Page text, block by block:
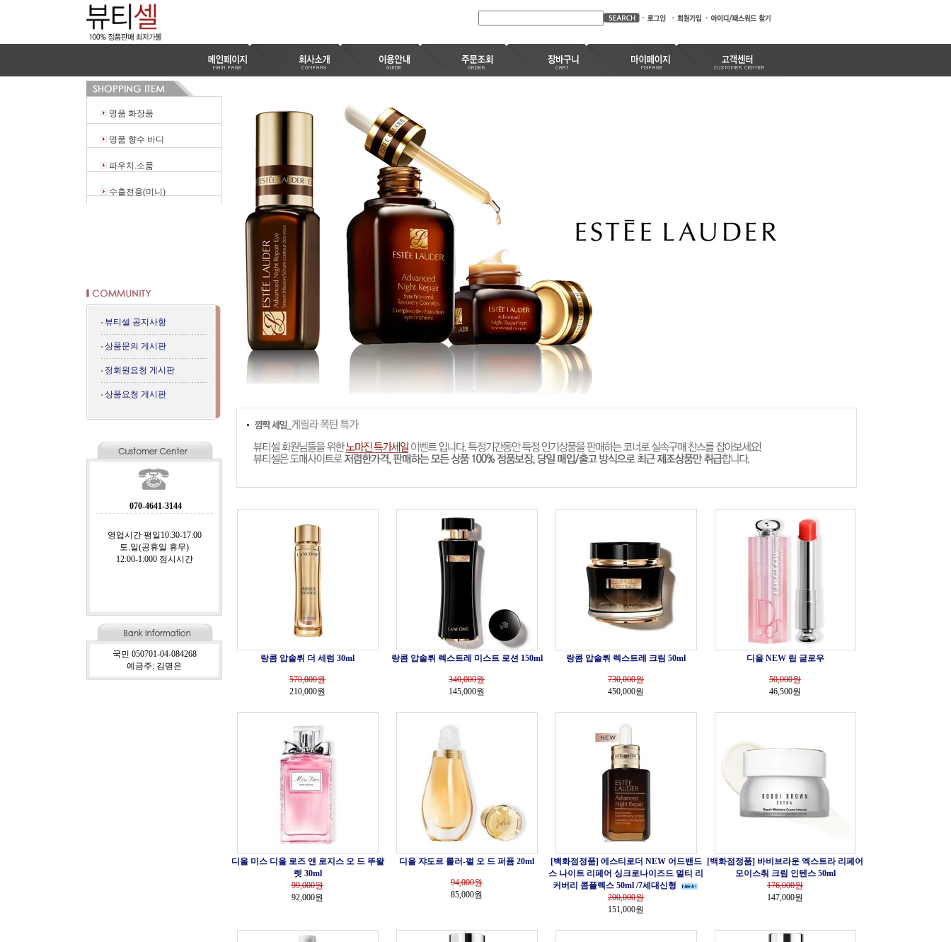
명품 화장품
명품 향수.바디
파우치.소품
수출전용(미니)
뷰티셀 공지사항
상품문의 게시판
정회원요청 게시판
상품요청 게시판
070-4641-3144
영업시간 평일10:30-17:00
토.일(공휴일 휴무)
12:00-1:000 점시시간
국민 050701-04-084268
예금주: 김명은
랑콤 압솔뤼 더 세럼 30ml
570,000원
210,000원
랑콤 압솔뤼 렉스트레 미스트 로션 150ml
340,000원
145,000원
랑콤 압솔뤼 렉스트레 크림 50ml
730,000원
450,000원
디올 NEW 립 글로우
50,000원
46,500원
디올 미스 디올 로즈 앤 로지스 오 드 뚜왈
렛 30ml
99,000원
92,000원
디올 쟈도르 롤러-펄 오 드 퍼퓸 20ml
94,000원
85,000원
[백화점정품] 에스티로더 NEW 어드밴드
스 나이트 리페어 싱크로나이즈드 멀티 리
커버리 콤플렉스 50ml /7세대신형
200,000원
151,000원
[백화점정품] 바비브라운 엑스트라 리페어
모이스춰 크림 인텐스 50ml
176,000원
147,000원